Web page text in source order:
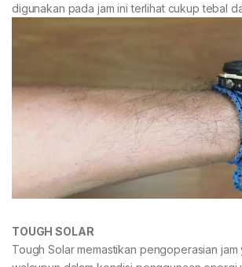
digunakan pada jam ini terlihat cukup tebal
TOUGH SOLAR
Tough Solar memastikan pengoperasian jam